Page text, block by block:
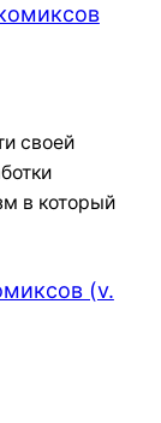
своей
в который
(v.